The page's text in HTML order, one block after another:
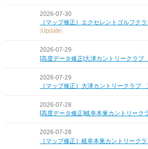
2026-07-30
［マップ修正］エクセレントゴルフク
[Update]
2026-07-29
[高度データ修正]大津カントリークラ
2026-07-29
［マップ修正］大津カントリークラブ
2026-07-28
[高度データ修正]岐阜本巣カントリーク
2026-07-28
［マップ修正］岐阜本巣カントリーク